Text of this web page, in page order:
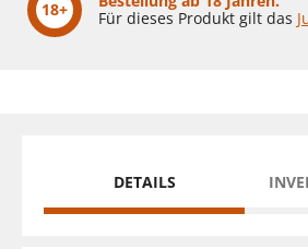
18+
Für dieses Produkt gilt das
DETAILS